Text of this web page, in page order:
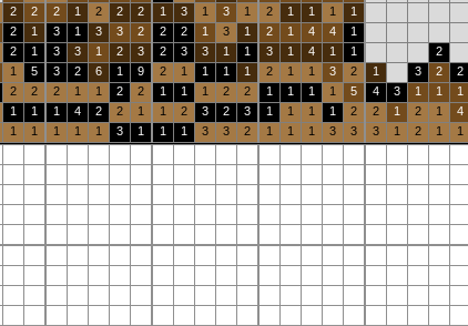
2 2 2 1 2 2 2 1 3 1 3 1 2 1 1 1
1
2 1 3 1 3 3 2 2 2 1 3 1 2 1 4 4
1
2 1 3 3 1 2 3 2 3 3 1 1 3 1 4 1 1
2
1 5 3 2 6 1 9 2 1 1 1 1 2 1 1 3 2 1 3 2
2
2 2 2 1 1 2 2 1 1 1 2 2 1 1 1 1 5 4 3 1 1
1
1 1 1 4 2 2 1 1 2 3 2 3 1 1 1 1 2 2 1 2 1
4
1 1 1 1 1 3 1 1 1 3 3 2 1 1 1 3 3 3 1 2 1
1